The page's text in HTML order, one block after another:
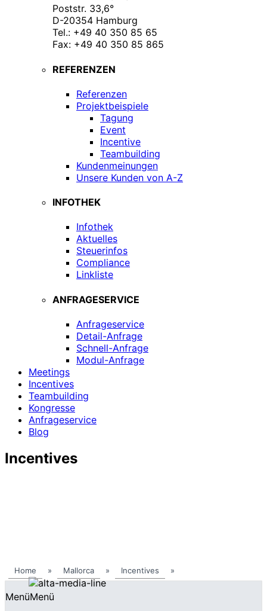
Poststr. 33,6°
D-20354 Hamburg
Tel.: +49 40 350 85 65
Fax: +49 40 350 85 865
REFERENZEN
Referenzen
Projektbeispiele
Tagung
Event
Incentive
Teambuilding
Kundenmeinungen
Unsere Kunden von A-Z
INFOTHEK
Infothek
Aktuelles
Steuerinfos
Compliance
Linkliste
ANFRAGESERVICE
Anfrageservice
Detail-Anfrage
Schnell-Anfrage
Modul-Anfrage
Meetings
Incentives
Teambuilding
Kongresse
Anfrageservice
Blog
Incentives
Home » Mallorca » Incentives »
MenüMenü